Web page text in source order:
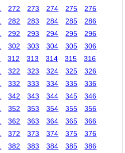
272 273 274 275
276
282 283 284 285
286
292 293 294 295
296
302 303 304 305
306
312 313 314 315
316
322 323 324 325
326
332 333 334 335
336
342 343 344 345
346
352 353 354 355
356
362 363 364 365
366
372 373 374 375
376
382 383 384 385
386